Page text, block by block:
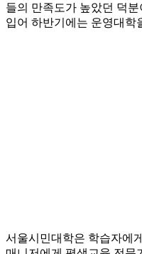
들의 만족도가 높았던 덕
입어 하반기에는 운영대학
서울시민대학은 학습자에